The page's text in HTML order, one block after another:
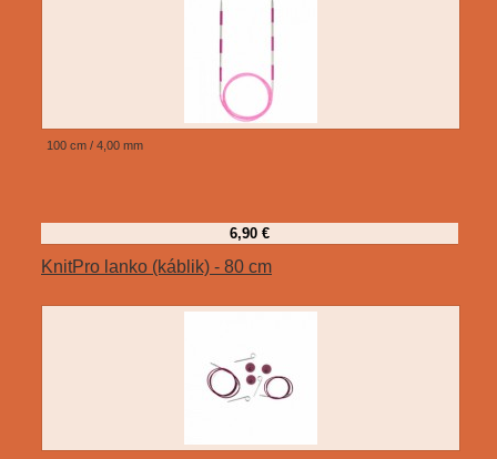
100 cm / 4,00 mm
6,90 €
KnitPro lanko (káblik) - 80 cm